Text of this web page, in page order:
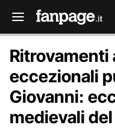
eccezionali
Giovanni:
medievali